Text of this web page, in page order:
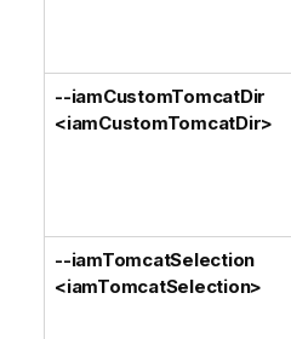
--iamCustomTomcatDir
<iamCustomTomcatDir>
--iamTomcatSelection
<iamTomcatSelection>